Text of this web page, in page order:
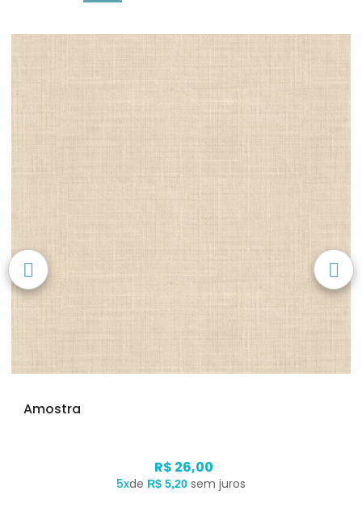
Amostra
R$ 26,00
5xde R$ 5,20 sem juros